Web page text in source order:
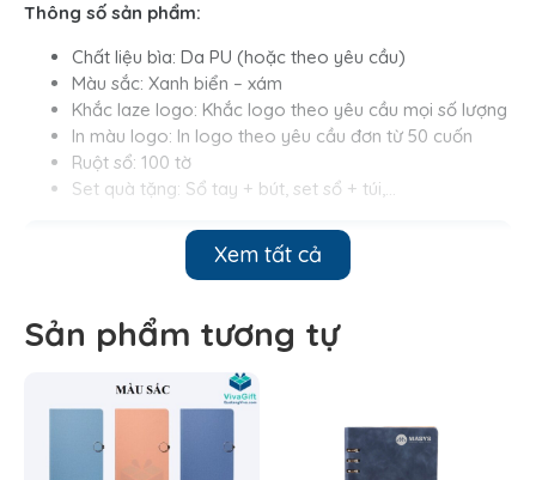
Thông số sản phẩm:
Chất liệu bìa: Da PU (hoặc theo yêu cầu)
Màu sắc: Xanh biển – xám
Khắc laze logo: Khắc logo theo yêu cầu mọi số lượng
In màu logo: In logo theo yêu cầu đơn từ 50 cuốn
Ruột sổ: 100 tờ
Set quà tặng: Sổ tay + bút, set sổ + túi,…
Xem tất cả
Sản phẩm tương tự